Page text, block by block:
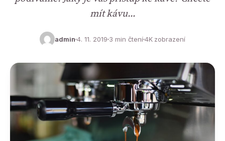
mít kávu…
admin 4. 11. 2019 3 min čtení4K zobrazení